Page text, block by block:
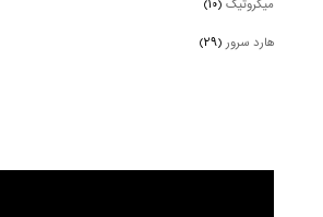
میکروتیک(۱۰)
هارد سرور(۲۹)